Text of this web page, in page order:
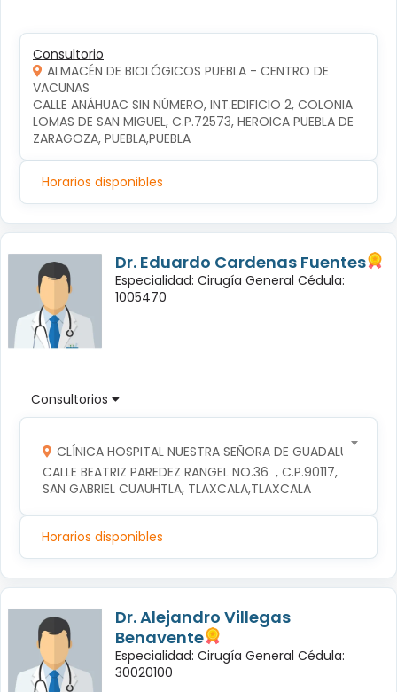
Consultorio
ALMACÉN DE BIOLÓGICOS PUEBLA - CENTRO DE
VACUNAS
CALLE ANÁHUAC SIN NÚMERO, INT.EDIFICIO 2, COLONIA
LOMAS DE SAN MIGUEL, C.P.72573, HEROICA PUEBLA DE
ZARAGOZA, PUEBLA,PUEBLA
Horarios disponibles
Dr. Eduardo Cardenas Fuentes
Especialidad: Cirugía General Cédula:
1005470
Consultorios
CLÍNICA HOSPITAL NUESTRA SEÑORA DE GUADALUPE
CALLE BEATRIZ PAREDEZ RANGEL NO.36  , C.P.90117,
SAN GABRIEL CUAUHTLA, TLAXCALA,TLAXCALA
Horarios disponibles
Dr. Alejandro Villegas
Benavente
Especialidad: Cirugía General Cédula:
30020100